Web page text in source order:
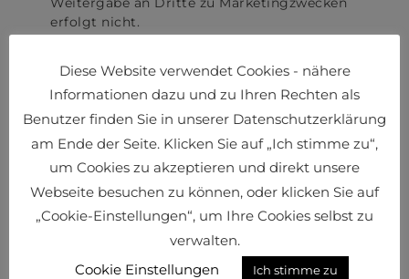
erfolgt nicht.
https://www.bvl.at/datenschutzerklaerung
abrufbare Datenschutzerklärung der BVL
Bundesvereinigung Logistik Österreich, in der wir
Sie über sämtliche, im Zusammenhang mit Ihrer
Einwilligung erforderlichen Informationen und
Ihre Rechte in Kenntnis setzen. Sie haben das
Recht, Ihre erteilte Einwilligung jederzeit zu
widerrufen. Dadurch wird die Rechtmäßigkeit der
aufgrund der Einwilligung bis zum Widerruf
erfolgten Verarbeitung Ihrer personenbezogenen
Daten nicht berührt.
Diese Website verwendet Cookies - nähere
Informationen dazu und zu Ihren Rechten als
Benutzer finden Sie in unserer Datenschutzerklärung
am Ende der Seite. Klicken Sie auf „Ich stimme zu“,
um Cookies zu akzeptieren und direkt unsere
Webseite besuchen zu können, oder klicken Sie auf
„Cookie-Einstellungen“, um Ihre Cookies selbst zu
verwalten.
Cookie Einstellungen
Ich stimme zu